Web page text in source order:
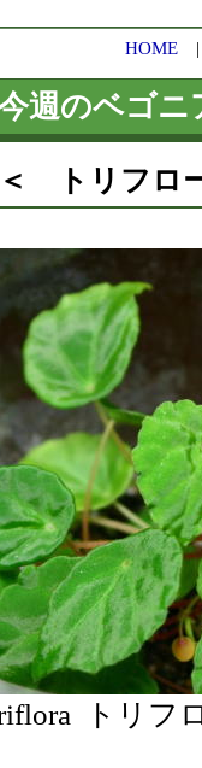
HOME
週のベゴニ
＜ トリフロ
トリフ